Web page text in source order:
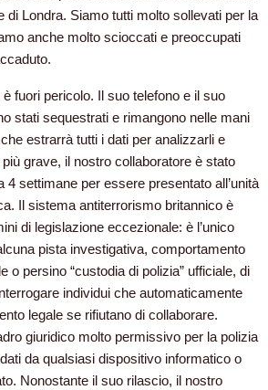
di Londra. Siamo tutti molto sollevati per la
anche molto scioccati e preoccupati
fuori pericolo. Il suo telefono e il suo
stati sequestrati e rimangono nelle mani
estrarrà tutti i dati per analizzarli e
grave, il nostro collaboratore è stato
4 settimane per essere presentato all’unità
Il sistema antiterrorismo britannico è
di legislazione eccezionale: è l’unico
pista investigativa, comportamento
o persino “custodia di polizia” ufficiale, di
individui che automaticamente
legale se rifiutano di collaborare.
giuridico molto permissivo per la polizia
da qualsiasi dispositivo informatico o
Nonostante il suo rilascio, il nostro